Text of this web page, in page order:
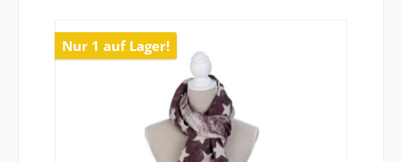
Nur 1 auf Lager!